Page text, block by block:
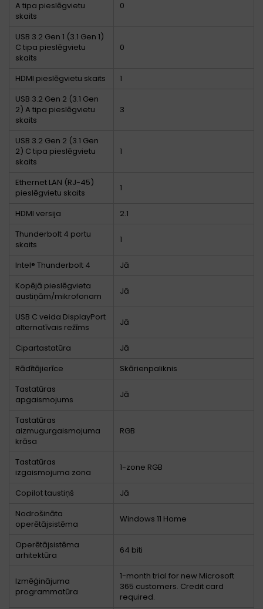
A tipa pieslēgvietu
skaits
0
USB 3.2 Gen 1 (3.1 Gen 1)
C tipa pieslēgvietu
skaits
0
HDMI pieslēgvietu skaits
1
USB 3.2 Gen 2 (3.1 Gen
2) A tipa pieslēgvietu
skaits
3
USB 3.2 Gen 2 (3.1 Gen
2) C tipa pieslēgvietu
skaits
1
Ethernet LAN (RJ-45)
pieslēgvietu skaits
1
HDMI versija
2.1
Thunderbolt 4 portu
skaits
1
Intel® Thunderbolt 4
Jā
Kopējā pieslēgvieta
austiņām/mikrofonam
Jā
USB C veida DisplayPort
alternatīvais režīms
Jā
Cipartastatūra
Jā
Rādītājierīce
Skārienpaliknis
Tastatūras
apgaismojums
Jā
Tastatūras
aizmugurgaismojuma
krāsa
RGB
Tastatūras
izgaismojuma zona
1-zone RGB
Copilot taustiņš
Jā
Nodrošināta
operētājsistēma
Windows 11 Home
Operētājsistēma
arhitektūra
64 biti
Izmēģinājuma
programmatūra
1-month trial for new Microsoft
365 customers. Credit card
required.